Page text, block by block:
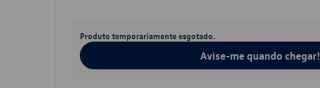
Produto temporariamente esgotado.
Avise-me quando chegar!